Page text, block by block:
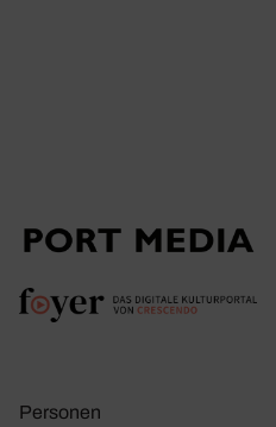
Personen